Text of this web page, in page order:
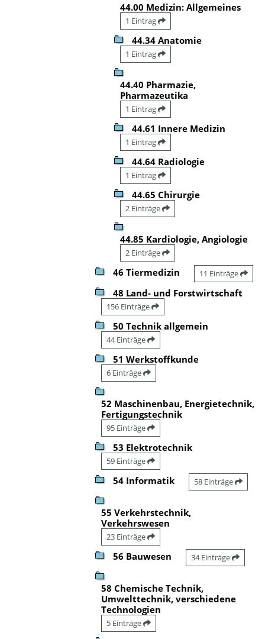
44.00 Medizin: Allgemeines
1 Eintrag
44.34 Anatomie
1 Eintrag
44.40 Pharmazie,
Pharmazeutika
1 Eintrag
44.61 Innere Medizin
1 Eintrag
44.64 Radiologie
1 Eintrag
44.65 Chirurgie
2 Einträge
44.85 Kardiologie, Angiologie
2 Einträge
46 Tiermedizin 11 Einträge
48 Land- und Forstwirtschaft
156 Einträge
50 Technik allgemein
44 Einträge
51 Werkstoffkunde
6 Einträge
52 Maschinenbau, Energietechnik,
Fertigungstechnik
95 Einträge
53 Elektrotechnik
59 Einträge
54 Informatik 58 Einträge
55 Verkehrstechnik,
Verkehrswesen
23 Einträge
56 Bauwesen 34 Einträge
58 Chemische Technik,
Umwelttechnik, verschiedene
Technologien
5 Einträge